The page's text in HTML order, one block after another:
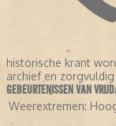
historische krant
archief en
GEBEURTENISSEN VAN
Weerextremen: